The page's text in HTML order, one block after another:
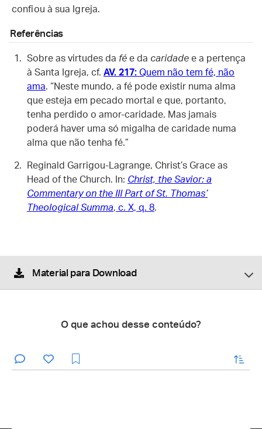
confiou à sua Igreja.
Referências
Sobre as virtudes da fé e da caridade e a pertença
à Santa Igreja, cf. AV. 217: Quem não tem fé, não
ama. “Neste mundo, a fé pode existir numa alma
que esteja em pecado mortal e que, portanto,
tenha perdido o amor-caridade. Mas jamais
poderá haver uma só migalha de caridade numa
alma que não tenha fé.”
Reginald Garrigou-Lagrange, Christ’s Grace as
Head of the Church. In: Christ, the Savior: a
Commentary on the III Part of St. Thomas’
Theological Summa, c. X, q. 8.
Material para Download
O que achou desse conteúdo?
enviar